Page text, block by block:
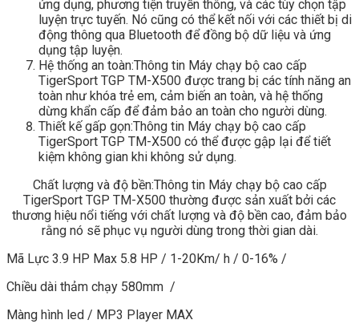
ứng dụng, phương tiện truyền thông, và các tùy chọn tập
luyện trực tuyến. Nó cũng có thể kết nối với các thiết bị di
động thông qua Bluetooth để đồng bộ dữ liệu và ứng
dụng tập luyện.
Hệ thống an toàn:Thông tin Máy chạy bộ cao cấp
TigerSport TGP TM-X500 được trang bị các tính năng an
toàn như khóa trẻ em, cảm biến an toàn, và hệ thống
dừng khẩn cấp để đảm bảo an toàn cho người dùng.
Thiết kế gấp gọn:Thông tin Máy chạy bộ cao cấp
TigerSport TGP TM-X500 có thể được gập lại để tiết
kiệm không gian khi không sử dụng.
Chất lượng và độ bền:Thông tin Máy chạy bộ cao cấp
TigerSport TGP TM-X500 thường được sản xuất bởi các
thương hiệu nổi tiếng với chất lượng và độ bền cao, đảm bảo
rằng nó sẽ phục vụ người dùng trong thời gian dài.
Mã Lực 3.9 HP Max 5.8 HP / 1-20Km/ h / 0-16% /
Chiều dài thảm chạy 580mm /
Màng hình led / MP3 Player MAX